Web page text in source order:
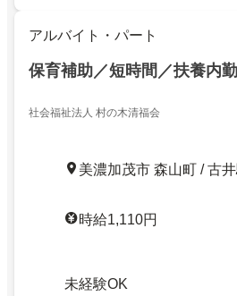
アルバイト・パート
保育補助／短時間／扶養内
社会福祉法人 村の木清福会
美濃加茂市 森山町 / 古
時給1,110円
未経験OK